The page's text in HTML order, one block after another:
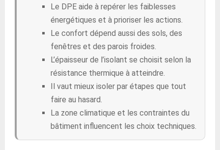
Le DPE aide à repérer les faiblesses
énergétiques et à prioriser les actions.
Le confort dépend aussi des sols, des
fenêtres et des parois froides.
L’épaisseur de l’isolant se choisit selon la
résistance thermique à atteindre.
Il vaut mieux isoler par étapes que tout
faire au hasard.
La zone climatique et les contraintes du
bâtiment influencent les choix techniques.